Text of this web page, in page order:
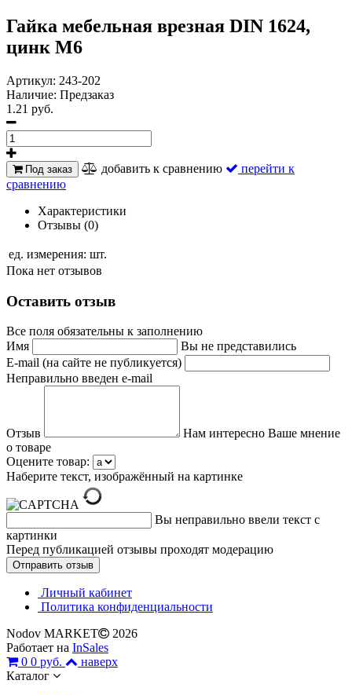
Гайка мебельная врезная DIN 1624,
цинк М6
Артикул: 243-202
Наличие: Предзаказ
1.21 руб.
Под заказ добавить к сравнению
перейти к
сравнению
Характеристики
Отзывы (0)
ед. измерения: шт.
Пока нет отзывов
Оставить отзыв
Все поля обязательны к заполнению
Имя
Вы не представились
E-mail (на сайте не публикуется)
Неправильно введен e-mail
Отзыв
Нам интересно Ваше мнение
о товаре
Оцените товар:
Наберите текст, изображённый на картинке
Вы неправильно ввели текст с
картинки
Перед публикацией отзывы проходят модерацию
Личный кабинет
Политика конфиденциальности
Nodov MARKET
2026
Работает на InSales
0 0 руб.
наверх
Каталог